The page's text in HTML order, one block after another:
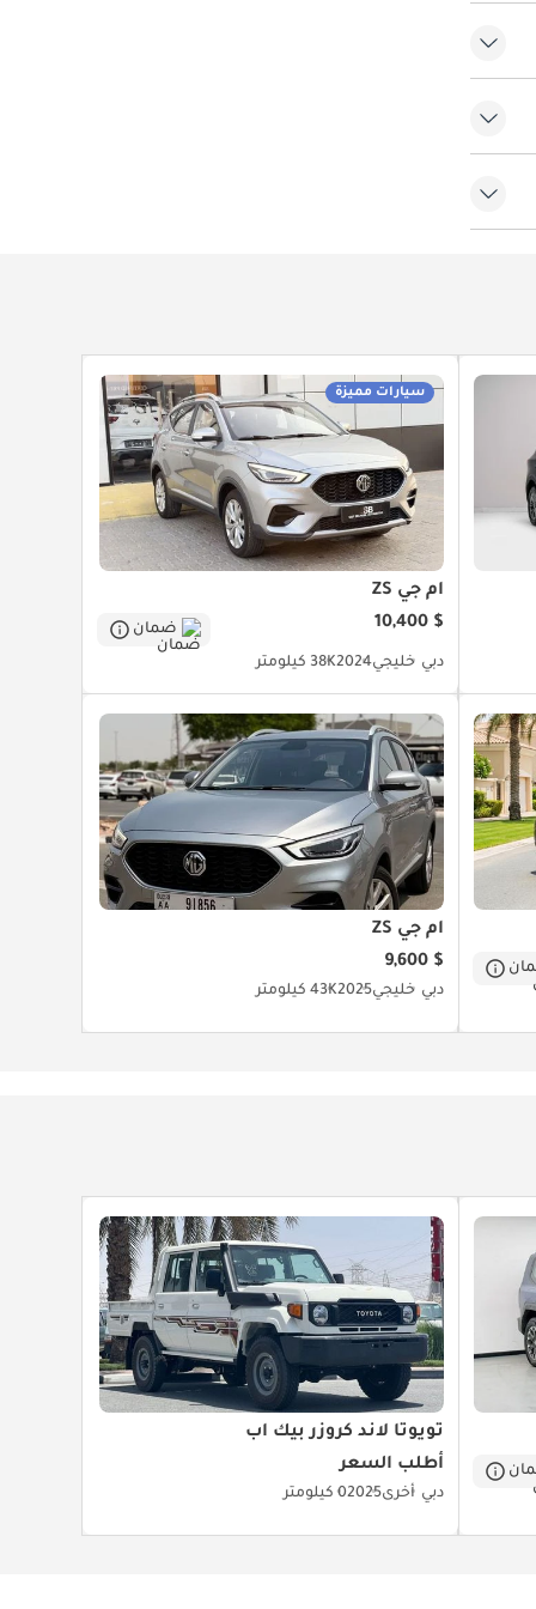
سيارات مميزة
أم جي ZS
$ 10,400
ضمان
دبي خليجي202438K كيلومتر
أم جي ZS
$ 9,600
دبي خليجي202543K كيلومتر
تويوتا لاند كروزر بيك آب
أطلب السعر
دبي أخرى20250 كيلومتر